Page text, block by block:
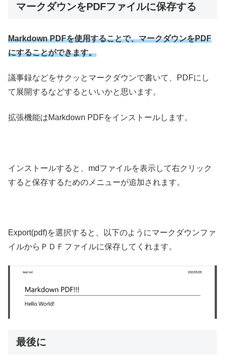
マークダウンをPDFファイルに保存する
Markdown PDFを使用することで、マークダウンをPDF
にすることができます。
議事録などをサクッとマークダウンで書いて、PDFにし
て展開するなどするといいかと思います。
拡張機能はMarkdown PDFをインストールします。
インストールすると、mdファイルを表示して右クリック
すると保存するためのメニューが追加されます。
Export(pdf)を選択すると、以下のようにマークダウンファ
イルからＰＤＦファイルに保存してくれます。
最後に